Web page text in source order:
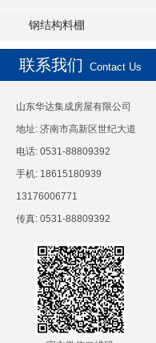
钢结构料棚
联系我们 Contact Us
山东华达集成房屋有限公司
地址: 济南市高新区世纪大道
电话: 0531-88809392
手机: 18615180939
13176006771
传真: 0531-88809392